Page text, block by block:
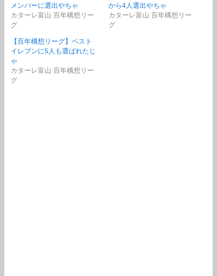
メンバーに選出やちゃ
カターレ富山 百年構想リー
グ
から4人選出やちゃ
カターレ富山 百年構想リー
グ
【百年構想リーグ】ベスト
イレブンに5人も選ばれたじ
ゃ
カターレ富山 百年構想リー
グ